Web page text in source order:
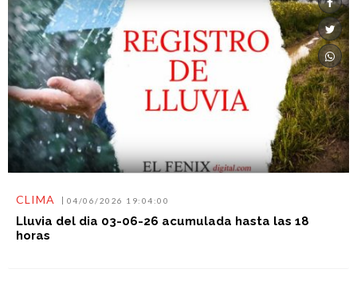
CLIMA 04/06/2026 19:04:00
Lluvia del dia 03-06-26 acumulada hasta las 18
horas